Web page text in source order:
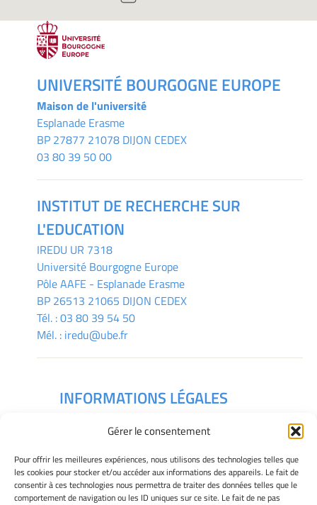
Gérer le consentement
Pour offrir les meilleures expériences, nous utilisons des technologies telles que
les cookies pour stocker et/ou accéder aux informations des appareils. Le fait de
consentir à ces technologies nous permettra de traiter des données telles que le
comportement de navigation ou les ID uniques sur ce site. Le fait de ne pas
UNIVERSITÉ BOURGOGNE EUROPE
Maison de l'université
Esplanade Erasme
BP 27877 21078 DIJON CEDEX
03 80 39 50 00
INSTITUT DE RECHERCHE SUR
L'EDUCATION
IREDU UR 7318
Université Bourgogne Europe
Pôle AAFE - Esplanade Erasme
BP 26513 21065 DIJON CEDEX
Tél. :03 80 39 54 50
Mél. : iredu@ube.fr
INFORMATIONS LÉGALES
Gérer mes cookies
Déclaration de confidentialité
Politique des cookies
Avertissement